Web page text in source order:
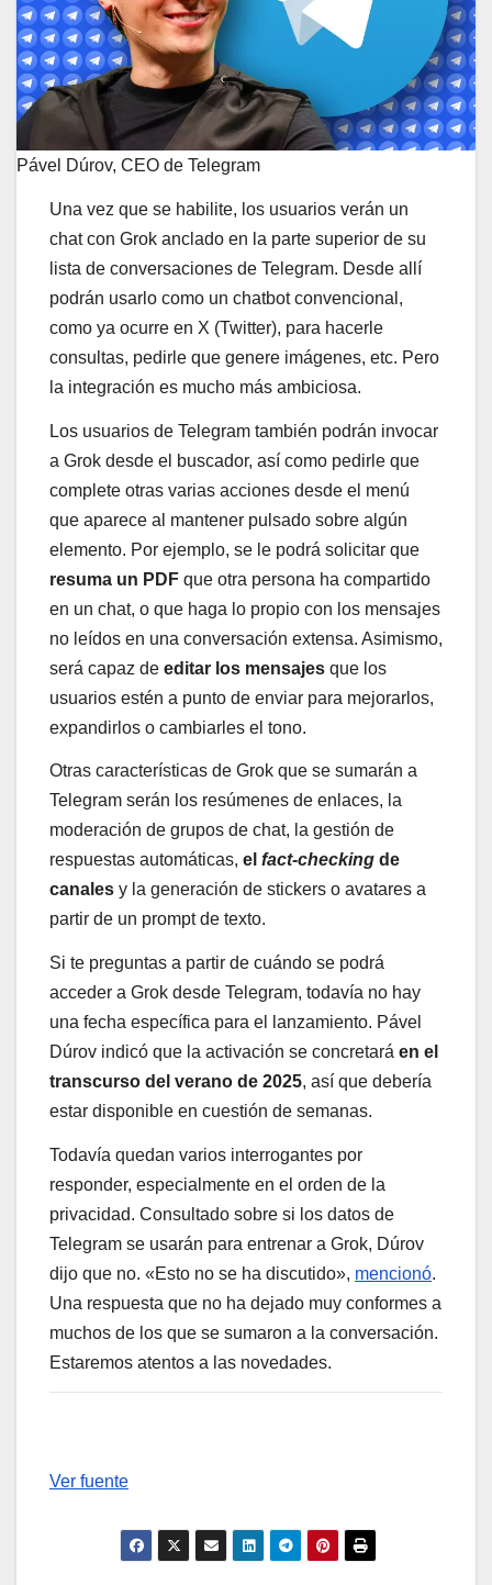
Pável Dúrov, CEO de Telegram
Una vez que se habilite, los usuarios verán un
chat con Grok anclado en la parte superior de su
lista de conversaciones de Telegram. Desde allí
podrán usarlo como un chatbot convencional,
como ya ocurre en X (Twitter), para hacerle
consultas, pedirle que genere imágenes, etc. Pero
la integración es mucho más ambiciosa.
Los usuarios de Telegram también podrán invocar
a Grok desde el buscador, así como pedirle que
complete otras varias acciones desde el menú
que aparece al mantener pulsado sobre algún
elemento. Por ejemplo, se le podrá solicitar que
resuma un PDF que otra persona ha compartido
en un chat, o que haga lo propio con los mensajes
no leídos en una conversación extensa. Asimismo,
será capaz de editar los mensajes que los
usuarios estén a punto de enviar para mejorarlos,
expandirlos o cambiarles el tono.
Otras características de Grok que se sumarán a
Telegram serán los resúmenes de enlaces, la
moderación de grupos de chat, la gestión de
respuestas automáticas, el fact-checking de
canales y la generación de stickers o avatares a
partir de un prompt de texto.
Si te preguntas a partir de cuándo se podrá
acceder a Grok desde Telegram, todavía no hay
una fecha específica para el lanzamiento. Pável
Dúrov indicó que la activación se concretará en el
transcurso del verano de 2025, así que debería
estar disponible en cuestión de semanas.
Todavía quedan varios interrogantes por
responder, especialmente en el orden de la
privacidad. Consultado sobre si los datos de
Telegram se usarán para entrenar a Grok, Dúrov
dijo que no. «Esto no se ha discutido», mencionó.
Una respuesta que no ha dejado muy conformes a
muchos de los que se sumaron a la conversación.
Estaremos atentos a las novedades.
Ver fuente